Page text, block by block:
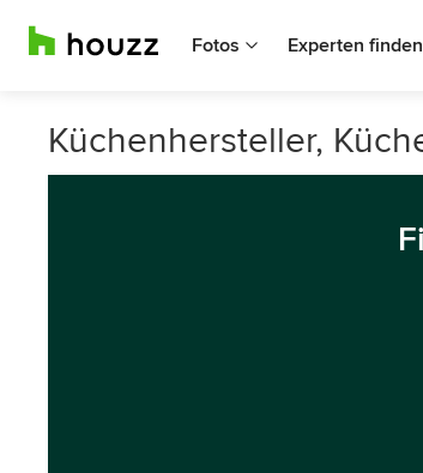
Fotos Experten finden
Küchenhersteller,